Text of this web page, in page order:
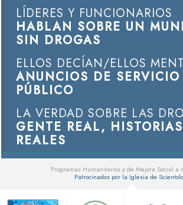
LÍDERES Y FUNCIONARIOS
HABLAN SOBRE UN
SIN DROGAS
ELLOS DECÍAN/ELLOS
ANUNCIOS DE SERVICIO
PÚBLICO
LA VERDAD SOBRE LAS
GENTE REAL, HISTORIAS
REALES
Programas Humanitarios y de Mejora Social a
Patrocinados por la Iglesia de